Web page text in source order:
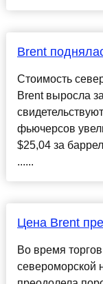
Brent
Стоимость
Brent выросла
фьючерсов
$25,04 за
......
Цена Brent
Во время
североморской